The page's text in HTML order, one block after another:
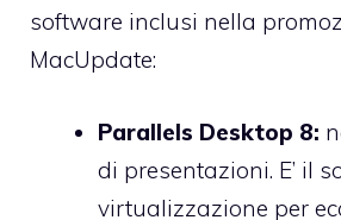
software inclusi nella
MacUpdate:
Parallels Desktop 8:
di presentazioni. E’ il
virtualizzazione per